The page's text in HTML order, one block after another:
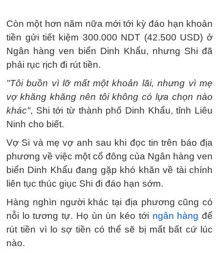
Còn một hơn năm nữa mới tới kỳ đáo hạn khoản
tiền gửi tiết kiệm 300.000 NDT (42.500 USD) ở
Ngân hàng ven biển Dinh Khẩu, nhưng Shi đã
phải rục rịch đi rút tiền.
"Tôi buồn vì lỡ mất một khoản lãi, nhưng vì mẹ
vợ khăng khăng nên tôi không có lựa chọn nào
khác", Shi tới từ thành phố Dinh Khẩu, tỉnh Liêu
Ninh cho biết.
Vợ Si và mẹ vợ anh sau khi đọc tin trên báo địa
phương về việc một cổ đông của Ngân hàng ven
biển Dinh Khẩu đang gặp khó khăn về tài chính
liên tục thúc giục Shi đi đáo hạn sớm.
Hàng nghìn người khác tại địa phương cũng có
nỗi lo tương tự. Họ ùn ùn kéo tới ngân hàng để
rút tiền vì lo sợ tiền có thể sẽ bị mất bất cứ lúc
nào.